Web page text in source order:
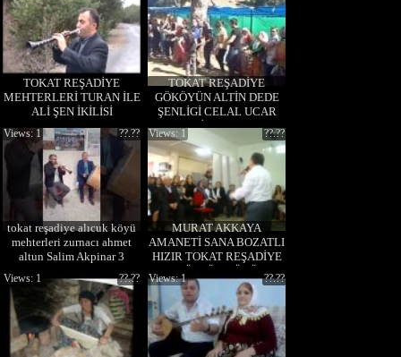
TOKAT REŞADİYE
MEHTERLERİ TURAN İLE
ALİ ŞEN İKİLİSİ
TOKAT REŞADİYE
GÖKÖYÜN ALTİN DEDE
ŞENLİGİ CELAL UCAR
ELLİK OYUNU
tokat reşadiye alıcuk köyü
mehterleri zurnacı ahmet
altun Salim Akpinar 3
??.??
Views: 1
MURAT AKKAYA
AMANETİ SANA BOZATLI
HIZIR TOKAT REŞADİYE
DÖLLÜK KÖYÜ
??.??
Views: 1
??.??
Views: 1 ??.??
Views: 1